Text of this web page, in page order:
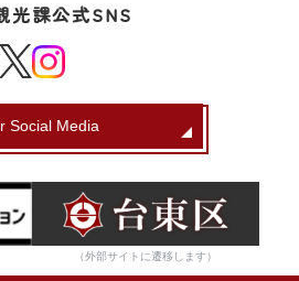
光課公式SNS
Social Media
（外部サイトに遷移します）